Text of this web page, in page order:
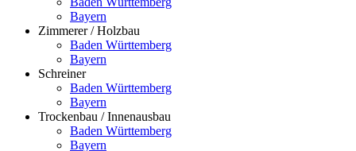
Bayern
Zimmerer / Holzbau
Baden Württemberg
Bayern
Schreiner
Baden Württemberg
Bayern
Trockenbau / Innenausbau
Baden Württemberg
Bayern